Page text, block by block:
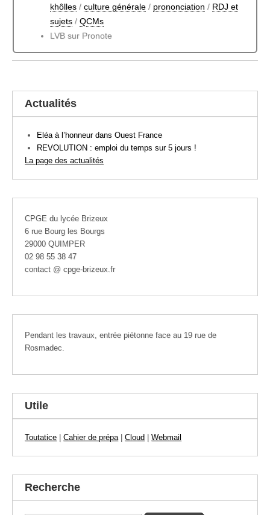
khôlles / culture générale / prononciation / RDJ et
sujets / QCMs
LVB sur Pronote
Actualités
Eléa à l’honneur dans Ouest France
REVOLUTION : emploi du temps sur 5 jours !
La page des actualités
CPGE du lycée Brizeux
6 rue Bourg les Bourgs
29000 QUIMPER
02 98 55 38 47
contact @ cpge-brizeux.fr
Pendant les travaux, entrée piétonne face au 19 rue de
Rosmadec.
Utile
Toutatice Cahier de prépa Cloud Webmail
Recherche